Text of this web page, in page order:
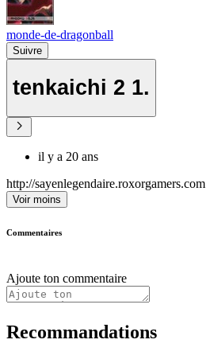
monde-de-dragonball
Suivre
tenkaichi 2 1.
il y a 20 ans
http://sayenlegendaire.roxorgamers.com
Voir moins
Commentaires
Ajoute ton commentaire
Recommandations